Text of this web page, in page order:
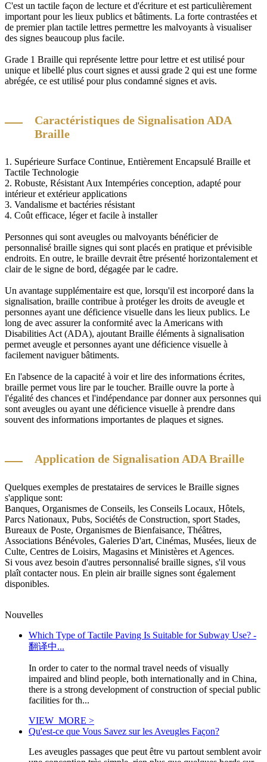
C'est un tactile façon de lecture et d'écriture et est particulièrement
important pour les lieux publics et bâtiments. La forte contrastées et
de premier plan tactile lettres permettre les malvoyants à visualiser
des signes beaucoup plus facile.
Grade 1 Braille qui représente lettre pour lettre et est utilisé pour
unique et libellé plus court signes et aussi grade 2 qui est une forme
abrégée, ce est utilisé pour plus condamné signes et avis.
Caractéristiques de Signalisation ADA
Braille
1. Supérieure Surface Continue, Entièrement Encapsulé Braille et
Tactile Technologie
2. Robuste, Résistant Aux Intempéries conception, adapté pour
intérieur et extérieur applications
3. Vandalisme et bactéries résistant
4. Coût efficace, léger et facile à installer
Personnes qui sont aveugles ou malvoyants bénéficier de
personnalisé braille signes qui sont placés en pratique et prévisible
endroits. En outre, le braille devrait être présenté horizontalement et
clair de le signe de bord, dégagée par le cadre.
Un avantage supplémentaire est que, lorsqu'il est incorporé dans la
signalisation, braille contribue à protéger les droits de aveugle et
personnes ayant une déficience visuelle dans les lieux publics. Le
long de avec assurer la conformité avec la Americans with
Disabilities Act (ADA), ajoutant Braille éléments à signalisation
permet aveugle et personnes ayant une déficience visuelle à
facilement naviguer bâtiments.
En l'absence de la capacité à voir et lire des informations écrites,
braille permet vous lire par le toucher. Braille ouvre la porte à
l'égalité des chances et l'indépendance par donner aux personnes qui
sont aveugles ou ayant une déficience visuelle à prendre dans
souvent des informations importantes de plaques et signes.
Application de Signalisation ADA Braille
Quelques exemples de prestataires de services le Braille signes
s'applique sont:
Banques, Organismes de Conseils, les Conseils Locaux, Hôtels,
Parcs Nationaux, Pubs, Sociétés de Construction, sport Stades,
Bureaux de Poste, Organismes de Bienfaisance, Théâtres,
Associations Bénévoles, Galeries D'art, Cinémas, Musées, lieux de
Culte, Centres de Loisirs, Magasins et Ministères et Agences.
Si vous avez besoin d'autres personnalisé braille signes, s'il vous
plaît contacter nous. En plein air braille signes sont également
disponibles.
Nouvelles
Which Type of Tactile Paving Is Suitable for Subway Use? -
翻译中...
In order to cater to the normal travel needs of visually
impaired and blind people, both internationally and in China,
there is a strong development of construction of special public
facilities for th...
VIEW_MORE >
Qu'est-ce que Vous Savez sur les Aveugles Façon?
Les aveugles passages que peut être vu partout semblent avoir